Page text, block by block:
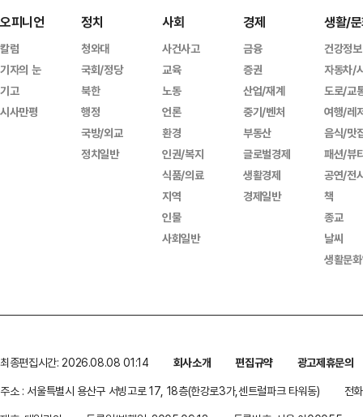
오피니언
칼럼
기자의 눈
기고
시사만평
정치
청와대
국회/정당
북한
행정
국방/외교
정치일반
사회
사건사고
교육
노동
언론
환경
인권/복지
식품/의료
지역
인물
사회일반
경제
금융
증권
산업/재계
중기/벤처
부동산
글로벌경제
생활경제
경제일반
생활/
건강정보
자동차/
도로/교
여행/레
음식/맛
패션/뷰
공연/전
책
종교
날씨
생활문
최종편집시간: 2026.08.08 01:14 회사소개 편집규약
광고제휴문의
주소 : 서울특별시 용산구 서빙고로 17, 18층(한강로3가,센트럴파크 타워동)
전